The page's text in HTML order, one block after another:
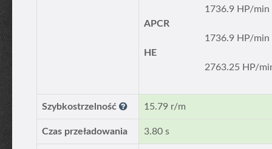
1736.9 HP/min
APCR
1736.9 HP/min
HE
2763.25 HP/
Szybkostrzelność 15.79 r/m
Czas przeładowania 3.80 s